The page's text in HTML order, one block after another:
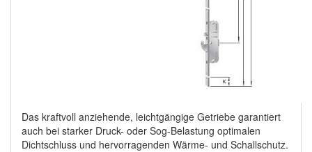
Das kraftvoll anziehende, leichtgängige Getriebe garantiert
auch bei starker Druck- oder Sog-Belastung optimalen
Dichtschluss und hervorragenden Wärme- und Schallschutz.